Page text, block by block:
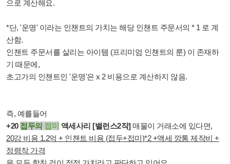
으로 계산해요.
*단, '운명' 이라는 인챈트의 가치는 해당 인챈트 주문서의 * 1 로 계
산함.
인챈트 주문서를 살리는 아이템 (프리미엄 인챈트의 룬) 이 존재하
기 때문에,
초고가의 인챈트인 '운명'은 x 2 비용으로 계산하지 않음.
즉, 예를들어
+20 접두의 접미 액세사리 [밸런스2작]매물이 거래소에 있다면,
20강 비용 1.2억 + 인챈트 비용 (접두+접미)*2 +액세 깡통 제작비 +
정령작 가격